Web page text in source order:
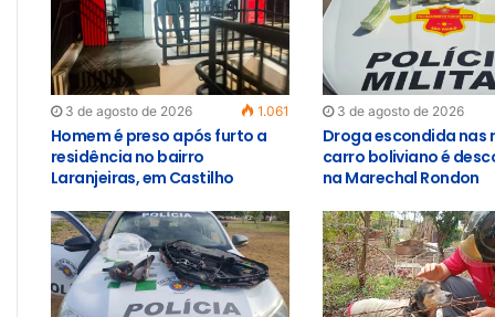
3 de agosto de 2026 1.061
Homem é preso após furto a
residência no bairro
Laranjeiras, em Castilho
3 de agosto de 2026
Droga escondida nas
carro boliviano é
na Marechal Rondon